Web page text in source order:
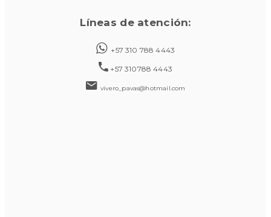
Líneas de atención:
+57 310 788 4443
+57 310788 4443
vivero_pavas@hotmail.com